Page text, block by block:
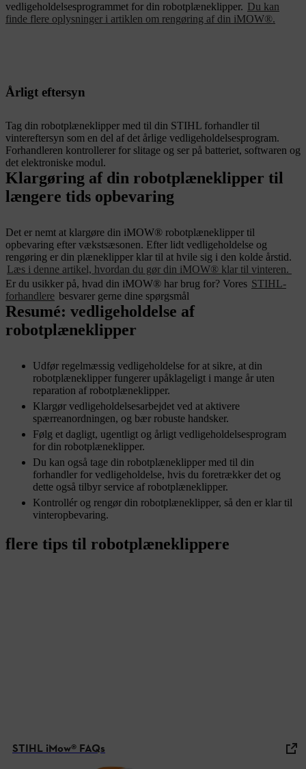
vedligeholdelsesprogrammet for din robotplæneklipper. Du kan
finde flere oplysninger i artiklen om rengøring af din iMOW®.
Årligt eftersyn
Tag din robotplæneklipper med til din STIHL forhandler til
vintereftersyn som en del af det årlige vedligeholdelsesprogram.
Forhandleren kontrollerer for slitage og ser på batteriet, softwaren og
det elektroniske modul.
Klargøring af din robotplæneklipper til
længere tids opbevaring
Det er nemt at klargøre din iMOW® robotplæneklipper til
opbevaring efter vækstsæsonen. Efter lidt vedligeholdelse og
rengøring er din plæneklipper klar til at hvile sig i den kolde årstid.
Læs i denne artikel, hvordan du gør din iMOW® klar til vinteren.
Er du usikker på, hvad din iMOW® har brug for? Vores STIHL-
forhandlere besvarer gerne dine spørgsmål
Resumé: vedligeholdelse af
robotplæneklipper
Udfør regelmæssig vedligeholdelse for at sikre, at din
robotplæneklipper fungerer upåklageligt i mange år uten
reparation af robotplæneklipper.
Klargør vedligeholdelsesarbejdet ved at aktivere
spærreanordningen, og bær robuste handsker.
Følg et dagligt, ugentligt og årligt vedligeholdelsesprogram
for din robotplæneklipper.
Du kan også tage din robotplæneklipper med til din
forhandler for vedligeholdelse, hvis du foretrækker det og
dette også tilbyr service af robotplæneklipper.
Kontrollér og rengør din robotplæneklipper, så den er klar til
vinteropbevaring.
flere tips til robotplæneklippere
STIHL iMow® FAQs